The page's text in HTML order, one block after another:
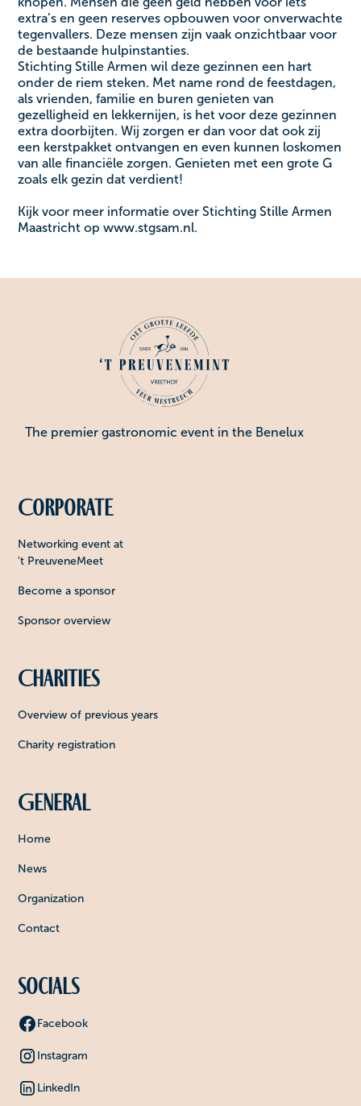
extra’s en geen reserves opbouwen voor onverwachte
tegenvallers. Deze mensen zijn vaak onzichtbaar voor
de bestaande hulpinstanties.
Stichting Stille Armen wil deze gezinnen een hart
onder de riem steken. Met name rond de feestdagen,
als vrienden, familie en buren genieten van
gezelligheid en lekkernijen, is het voor deze gezinnen
extra doorbijten. Wij zorgen er dan voor dat ook zij
een kerstpakket ontvangen en even kunnen loskomen
van alle financiële zorgen. Genieten met een grote G
zoals elk gezin dat verdient!
Kijk voor meer informatie over Stichting Stille Armen
Maastricht op www.stgsam.nl.
The premier gastronomic event in the Benelux
Corporate
Networking event at
't PreuveneMeet
Become a sponsor
Sponsor overview
Charities
Overview of previous years
Charity registration
General
Home
News
Organization
Contact
Socials
Facebook
Instagram
LinkedIn